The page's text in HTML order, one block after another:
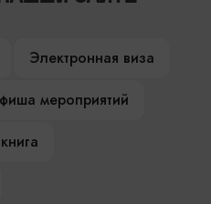
Электронная виза
мероприятий